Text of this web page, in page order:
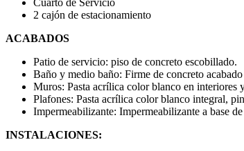
2 cajón de estacionamiento
ACABADOS
Patio de servicio: piso de concreto escobillado.
Baño y medio baño: Firme de concreto
Muros: Pasta acrílica color blanco en interiores
Plafones: Pasta acrílica color blanco integral,
Impermeabilizante: Impermeabilizante a base
INSTALACIONES: